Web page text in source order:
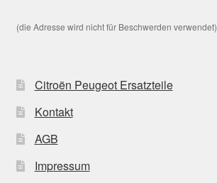
(die Adresse wird nicht für Beschwerden verwendet)
Citroën Peugeot Ersatzteile
Kontakt
AGB
Impressum